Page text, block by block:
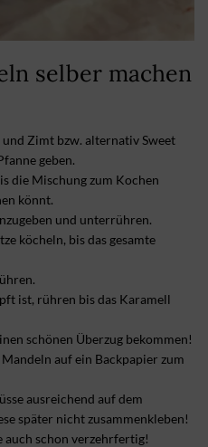
selber machen
Zimt bzw. alternativ Sweet
geben.
die Mischung zum Kochen
könnt.
und unterrühren.
köcheln, bis das gesamte
ist, rühren bis das Karamell
schönen Überzug bekommen!
auf ein Backpapier zum
ausreichend auf dem
später nicht zusammenkleben!
auch schon verzehrfertig!